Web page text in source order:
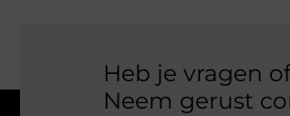
Heb je vragen of
Neem gerust